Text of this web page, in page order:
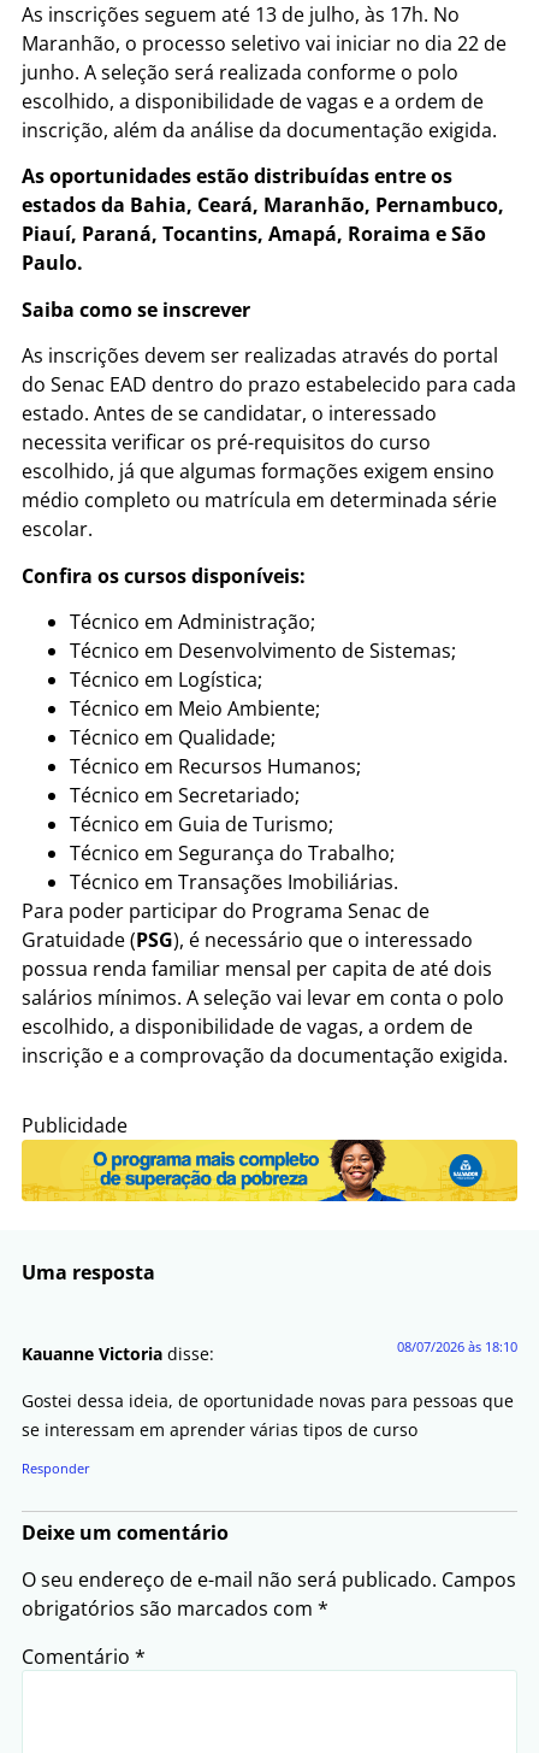
As inscrições seguem até 13 de julho, às 17h. No
Maranhão, o processo seletivo vai iniciar no dia 22 de
junho. A seleção será realizada conforme o polo
escolhido, a disponibilidade de vagas e a ordem de
inscrição, além da análise da documentação exigida.
As oportunidades estão distribuídas entre os
estados da Bahia, Ceará, Maranhão, Pernambuco,
Piauí, Paraná, Tocantins, Amapá, Roraima e São
Paulo.
Saiba como se inscrever
As inscrições devem ser realizadas através do portal
do Senac EAD dentro do prazo estabelecido para cada
estado. Antes de se candidatar, o interessado
necessita verificar os pré-requisitos do curso
escolhido, já que algumas formações exigem ensino
médio completo ou matrícula em determinada série
escolar.
Confira os cursos disponíveis:
Técnico em Administração;
Técnico em Desenvolvimento de Sistemas;
Técnico em Logística;
Técnico em Meio Ambiente;
Técnico em Qualidade;
Técnico em Recursos Humanos;
Técnico em Secretariado;
Técnico em Guia de Turismo;
Técnico em Segurança do Trabalho;
Técnico em Transações Imobiliárias.
Para poder participar do Programa Senac de
Gratuidade (PSG), é necessário que o interessado
possua renda familiar mensal per capita de até dois
salários mínimos. A seleção vai levar em conta o polo
escolhido, a disponibilidade de vagas, a ordem de
inscrição e a comprovação da documentação exigida.
Publicidade
Uma resposta
Kauanne Victoria disse: 08/07/2026 às 18:10
Gostei dessa ideia, de oportunidade novas para pessoas que
se interessam em aprender várias tipos de curso
Responder
Deixe um comentário
O seu endereço de e-mail não será publicado. Campos
obrigatórios são marcados com *
Comentário *